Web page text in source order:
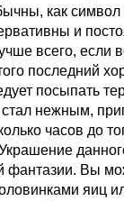
как
и
всего, если
последний
посыпать
нежным,
часов до
фантазии. Вы
яиц